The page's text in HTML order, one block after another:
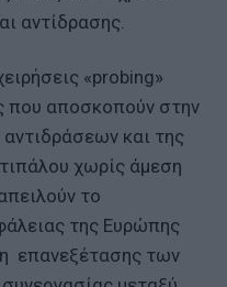
αντίδρασης.
«probing»
που αποσκοπούν στην
και της
χωρίς άμεση
το
της Ευρώπης
επανεξέτασης των